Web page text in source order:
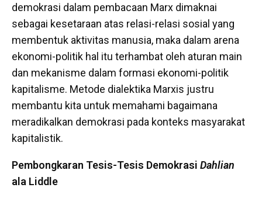
demokrasi dalam pembacaan Marx dimaknai
sebagai kesetaraan atas relasi-relasi sosial yang
membentuk aktivitas manusia, maka dalam arena
ekonomi-politik hal itu terhambat oleh aturan main
dan mekanisme dalam formasi ekonomi-politik
kapitalisme. Metode dialektika Marxis justru
membantu kita untuk memahami bagaimana
meradikalkan demokrasi pada konteks masyarakat
kapitalistik.
Pembongkaran Tesis-Tesis Demokrasi Dahlian
ala Liddle